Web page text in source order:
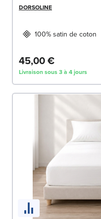
DORSOLINE
100% satin de coton
45,00 €
Livraison sous 3 à 4 jours